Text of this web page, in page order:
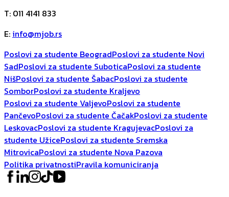
T: 011 4141 833
E: info@mjob.rs
Poslovi za studente BeogradPoslovi za studente Novi
SadPoslovi za studente SuboticaPoslovi za studente
NišPoslovi za studente ŠabacPoslovi za studente
SomborPoslovi za studente Kraljevo
Poslovi za studente ValjevoPoslovi za studente
PančevoPoslovi za studente ČačakPoslovi za studente
LeskovacPoslovi za studente KragujevacPoslovi za
studente UžicePoslovi za studente Sremska
MitrovicaPoslovi za studente Nova Pazova
Politika privatnostiPravila komuniciranja